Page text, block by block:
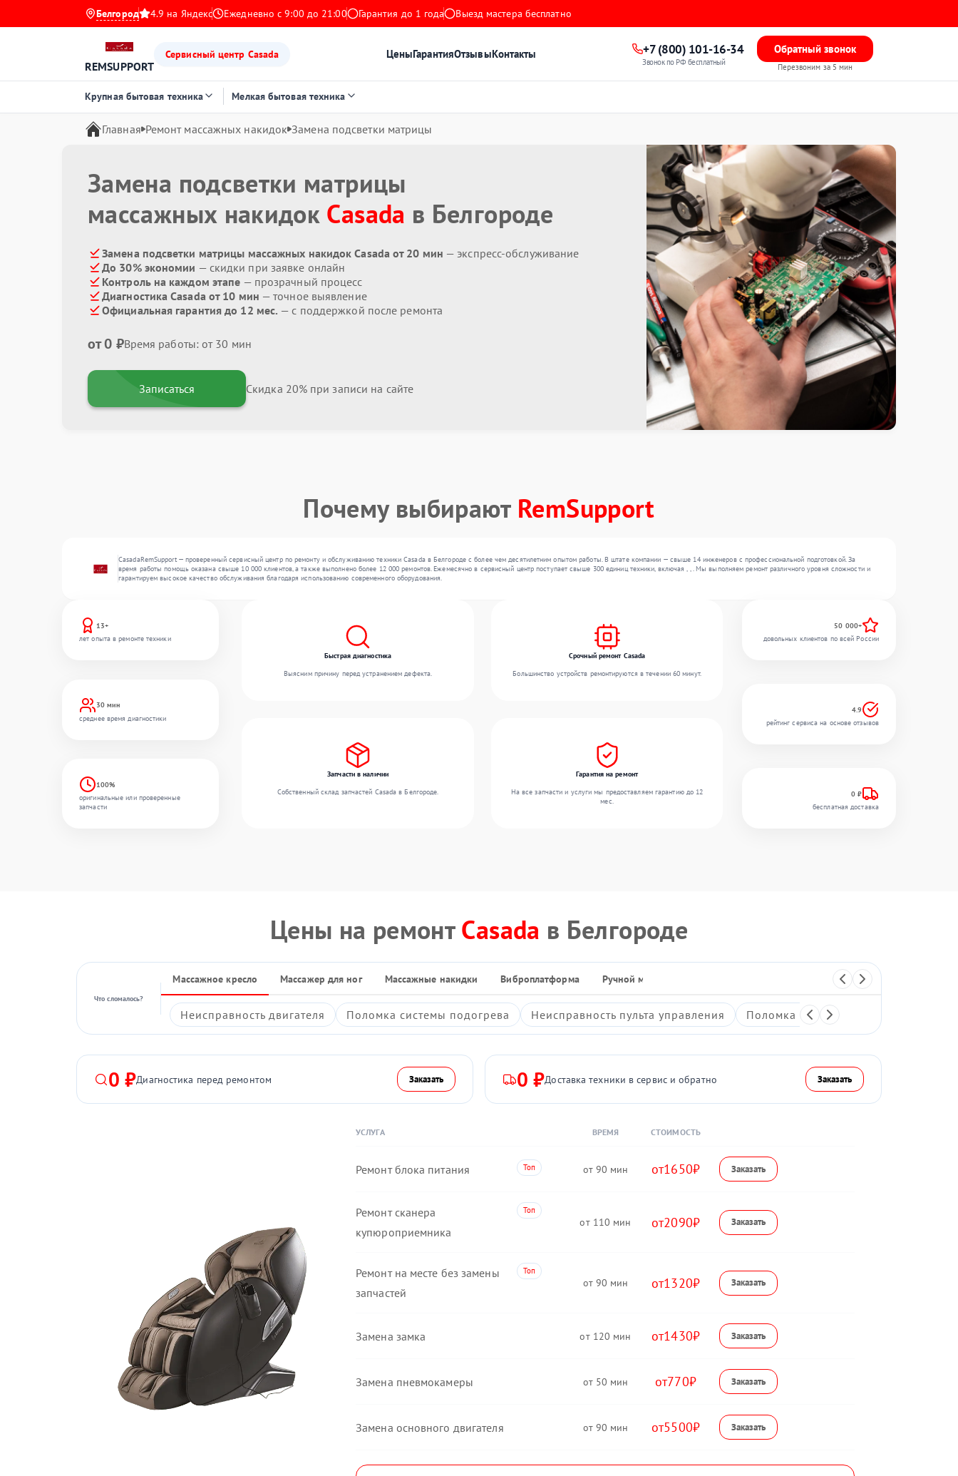
Белгород 4.9 на Яндекс Ежедневно с 9:00 до 21:00 Гарантия до 1 года Выезд мастера бесплатно
REMSUPPORT
Сервисный центр Casada ЦеныГарантияОтзывыКонтакты +7 (800) 101-16-34
Звонок по РФ бесплатный
Обратный звонок
Перезвоним за 5 мин
Крупная бытовая техника Мелкая бытовая техника
Главная Ремонт массажных накидок Замена подсветки матрицы
Замена подсветки матрицы
массажных накидок Casada в Белгороде
Замена подсветки матрицы массажных накидок Casada от 20 мин — экспресс-обслуживание
До 30% экономии — скидки при заявке онлайн
Контроль на каждом этапе — прозрачный процесс
Диагностика Casada от 10 мин — точное выявление
Официальная гарантия до 12 мес. — с поддержкой после ремонта
от 0 ₽Время работы: от 30 мин
Записаться Скидка 20% при записи на сайте
Почему выбирают RemSupport
CasadaRemSupport — проверенный сервисный центр по ремонту и обслуживанию техники Casada в Белгороде с более чем десятилетним опытом работы. В штате компании — свыше 14 инженеров с профессиональной подготовкой. За
время работы помощь оказана свыше 10 000 клиентов, а также выполнено более 12 000 ремонтов. Ежемесячно в сервисный центр поступает свыше 300 единиц техники, включая , , . Мы выполняем ремонт различного уровня сложности и
гарантируем высокое качество обслуживания благодаря использованию современного оборудования.
13+
лет опыта в ремонте техники
30 мин
среднее время диагностики
100%
оригинальные или проверенные
запчасти
Быстрая диагностика
Выясним причину перед устранением дефекта.
Срочный ремонт Casada
Большинство устройств ремонтируются в течении 60 минут.
Запчасти в наличии
Собственный склад запчастей Casada в Белгороде.
Гарантия на ремонт
На все запчасти и услуги мы предоставляем гарантию до 12
мес.
50 000+
довольных клиентов по всей России
4.9
рейтинг сервиса на основе отзывов
0 ₽
бесплатная доставка
Цены на ремонтCasada в Белгороде
Что сломалось?
Массажное кресло Массажер для ног Массажные накидки Виброплатформа Ручной массажер
Неисправность двигателя Поломка системы подогрева Неисправность пульта управления Поломка системы воздушной
0 ₽Диагностика перед ремонтом Заказать 0 ₽Доставка техники в сервис и обратно Заказать
УСЛУГА ВРЕМЯ СТОИМОСТЬ
Ремонт блока питания 90 1650
Ремонт сканера
купюроприемника
110 2090
Ремонт на месте без замены
запчастей
90 1320
Замена замка 120 1430
Замена пневмокамеры 50 770
Замена основного двигателя 90 5500